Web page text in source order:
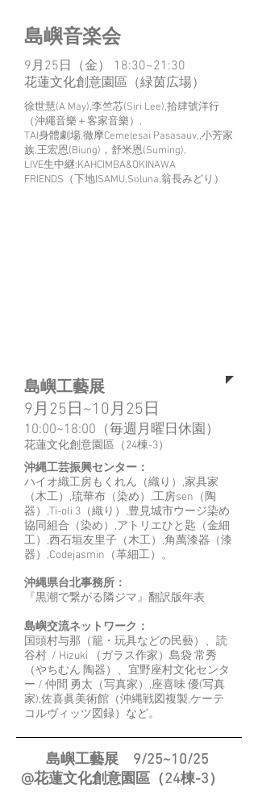
島嶼音楽会
9月25日（金） 18:30~21:30
花蓮文化創意園區（緑茵広場）
徐世慧(A May),李竺芯(Siri Lee),拾肆號洋行
（沖繩音樂＋客家音樂）,
TAI身體劇場,徹摩Cemelesai Pasasauv,,小芳家
族,王宏恩(Biung)，舒米恩(Suming),
LIVE生中継:KAHCIMBA&OKINAWA
FRIENDS（下地ISAMU,Soluna,翁長みどり）
島嶼工藝展
9月25日~10月25日
10:00~18:00（毎週月曜日休園）
花蓮文化創意園區（24棟-3）
沖縄工芸振興センター：
ハイオ織工房もくれん（織り）,家具家
（木工）,琉華布（染め）,工房sen（陶
器）,Ti-oli 3（織り）,豊見城市ウージ染め
協同組合（染め）,アトリエひと匙（金細
工）,西石垣友里子（木工）,角萬漆器（漆
器）,Codejasmin（革細工）。
沖縄県台北事務所：
『黒潮で繋がる隣ジマ』翻訳版年表
島嶼交流ネットワーク：
国頭村与那（籠・玩具などの民藝）、読
谷村 / Hizuki （ガラス作家）島袋 常秀
（やちむん 陶器）、宜野座村文化センタ
ー / 仲間 勇太（写真家）,座喜味 優(写真
家),佐喜眞美術館（沖縄戦図複製,ケーテ
コルヴィッツ図録）など。
​島嶼工藝展 9/25~10/25
@花蓮文化創意園區（24棟-3）